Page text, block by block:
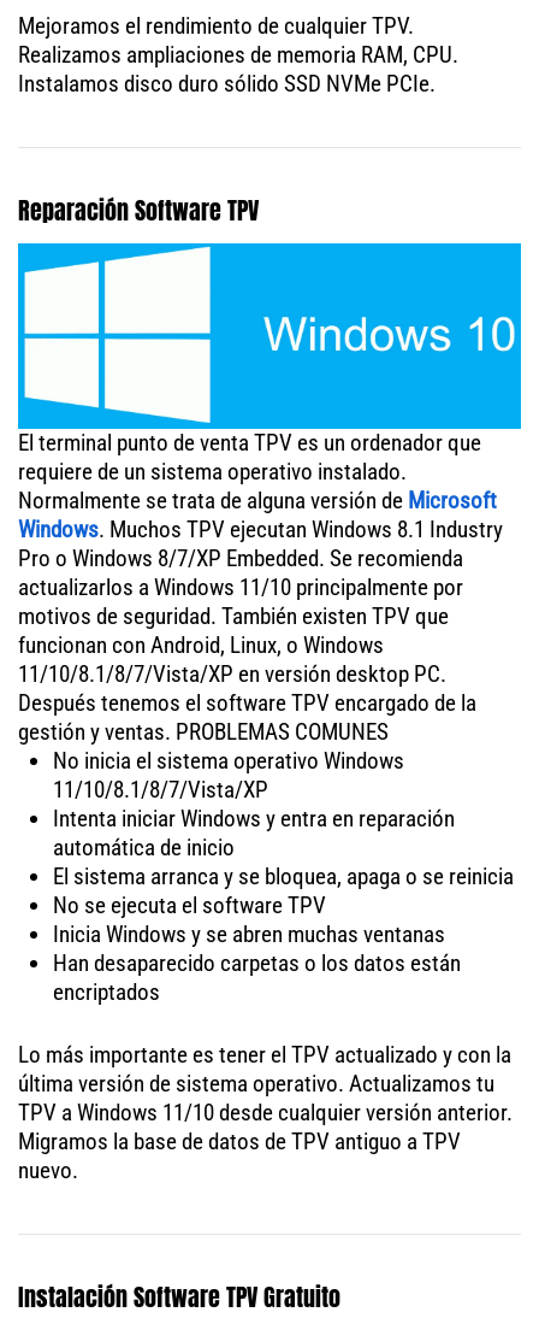
Mejoramos el rendimiento de cualquier TPV.
Realizamos ampliaciones de memoria RAM, CPU.
Instalamos disco duro sólido SSD NVMe PCIe.
Reparación Software TPV
El terminal punto de venta TPV es un ordenador que
requiere de un sistema operativo instalado.
Normalmente se trata de alguna versión de Microsoft
Windows. Muchos TPV ejecutan Windows 8.1 Industry
Pro o Windows 8/7/XP Embedded. Se recomienda
actualizarlos a Windows 11/10 principalmente por
motivos de seguridad. También existen TPV que
funcionan con Android, Linux, o Windows
11/10/8.1/8/7/Vista/XP en versión desktop PC.
Después tenemos el software TPV encargado de la
gestión y ventas. PROBLEMAS COMUNES
No inicia el sistema operativo Windows
11/10/8.1/8/7/Vista/XP
Intenta iniciar Windows y entra en reparación
automática de inicio
El sistema arranca y se bloquea, apaga o se reinicia
No se ejecuta el software TPV
Inicia Windows y se abren muchas ventanas
Han desaparecido carpetas o los datos están
encriptados
Lo más importante es tener el TPV actualizado y con la
última versión de sistema operativo. Actualizamos tu
TPV a Windows 11/10 desde cualquier versión anterior.
Migramos la base de datos de TPV antiguo a TPV
nuevo.
Instalación Software TPV Gratuito